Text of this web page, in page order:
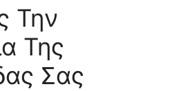
Την
Της
Σας